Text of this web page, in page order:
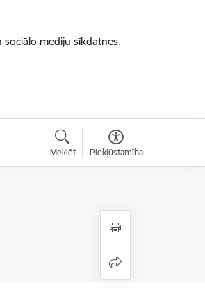
mediju sīkdatnes.
Meklēt Piekļūstamība